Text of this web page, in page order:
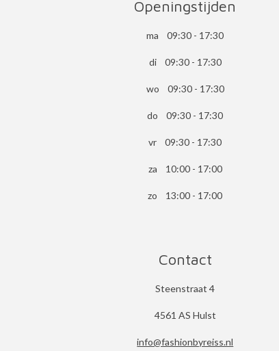
Openingstijden
ma 09:30 - 17:30
di 09:30 - 17:30
wo 09:30 - 17:30
do 09:30 - 17:30
vr 09:30 - 17:30
za 10:00 - 17:00
zo 13:00 - 17:00
Contact
Steenstraat 4
4561 AS Hulst
info@fashionbyreiss.nl